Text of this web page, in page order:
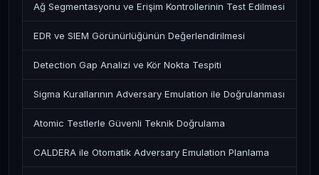
Ağ Segmentasyonu ve Erişim Kontrollerinin Test Edilmesi
EDR ve SIEM Görünürlüğünün Değerlendirilmesi
Detection Gap Analizi ve Kör Nokta Tespiti
Sigma Kurallarının Adversary Emulation ile Doğrulanması
Atomic Testlerle Güvenli Teknik Doğrulama
CALDERA ile Otomatik Adversary Emulation Planlama